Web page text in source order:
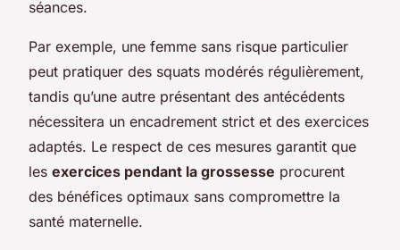
séances.
Par exemple, une femme sans risque particulier
peut pratiquer des squats modérés régulièrement,
tandis qu’une autre présentant des antécédents
nécessitera un encadrement strict et des exercices
adaptés. Le respect de ces mesures garantit que
les exercices pendant la grossesse procurent
des bénéfices optimaux sans compromettre la
santé maternelle.